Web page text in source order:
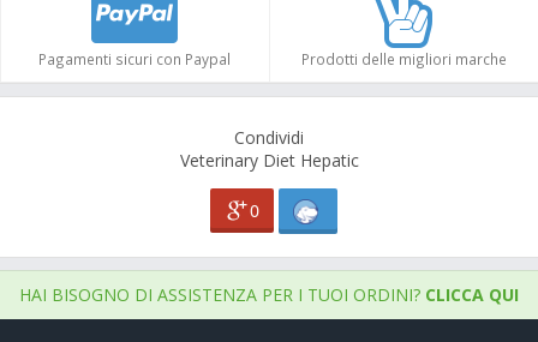
Pagamenti sicuri con Paypal Prodotti delle migliori marche
Condividi
Veterinary Diet Hepatic
0
HAI BISOGNO DI ASSISTENZA PER I TUOI ORDINI? CLICCA QUI